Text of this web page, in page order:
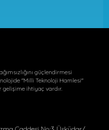
güçlendirmesi
"Milli Teknoloji Hamlesi"
ihtiyaç vardır.